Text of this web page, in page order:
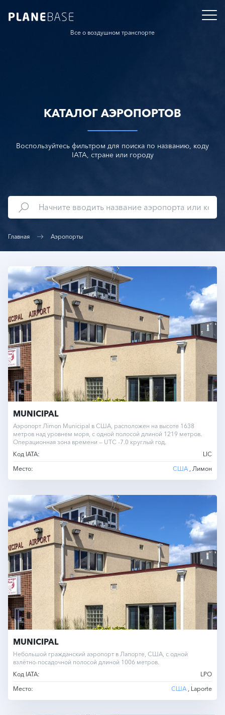
Все о воздушном транспорте
КАТАЛОГ АЭРОПОРТОВ
Воспользуйтесь фильтром для поиска по названию, коду
IATA, стране или городу
Главная Аэропорты
MUNICIPAL
Аэропорт Лimon Municipal в США, расположен на высоте 1638
метров над уровнем моря, с одной полосой длиной 1219 метров.
Операционная зона времени — UTC -7.0 круглый год.
Код IATA:
LIC
Место:
США , Лимон
MUNICIPAL
Небольшой гражданский аэропорт в Лапорте, США, с одной
взлётно-посадочной полосой длиной 1006 метров.
Код IATA:
LPO
Место:
США , Laporte